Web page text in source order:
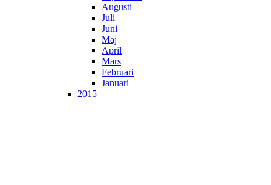
Augusti
Juli
Juni
Maj
April
Mars
Februari
Januari
2015